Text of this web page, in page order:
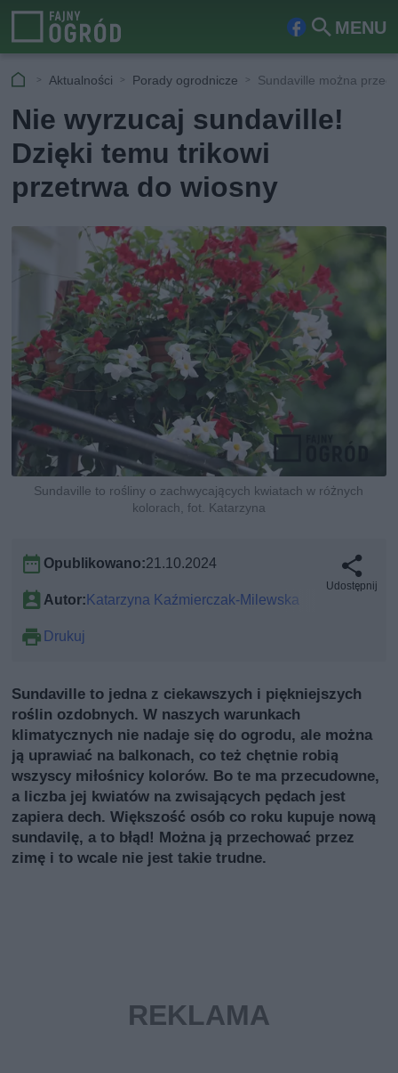
MENU
Fa
ook
Szu
Aktualności Porady ogrodnicze Sundaville można
Nie wyrzucaj sundaville!
Dzięki temu trikowi
przetrwa do wiosny
Sundaville to rośliny o zachwycających kwiatach w różnych
kolorach, fot. Katarzyna
Opublikowano:21.10.2024
Autor:Katarzyna Kaźmierczak-Milewska
Drukuj
Udostępnij
Sundaville to jedna z ciekawszych i piękniejszych
roślin ozdobnych. W naszych warunkach
klimatycznych nie nadaje się do ogrodu, ale można
ją uprawiać na balkonach, co też chętnie robią
wszyscy miłośnicy kolorów. Bo te ma przecudowne,
a liczba jej kwiatów na zwisających pędach jest
zapiera dech. Większość osób co roku kupuje nową
sundavilę, a to błąd! Można ją przechować przez
zimę i to wcale nie jest takie trudne.